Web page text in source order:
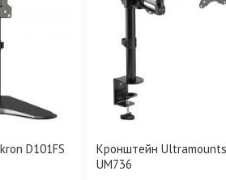
D101FS
Кронштейн Ultramounts
UM736